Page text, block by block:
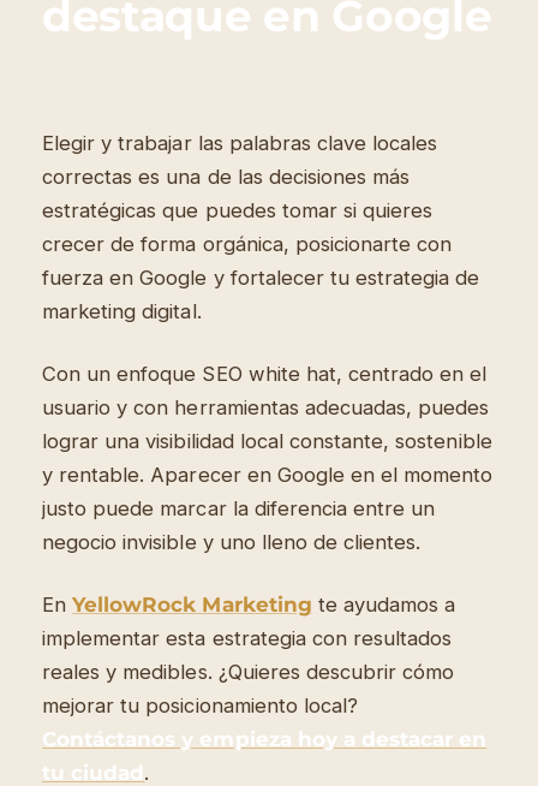
destaque en Google
Elegir y trabajar las palabras clave locales
correctas es una de las decisiones más
estratégicas que puedes tomar si quieres
crecer de forma orgánica, posicionarte con
fuerza en Google y fortalecer tu estrategia de
marketing digital.
Con un enfoque SEO white hat, centrado en el
usuario y con herramientas adecuadas, puedes
lograr una visibilidad local constante, sostenible
y rentable. Aparecer en Google en el momento
justo puede marcar la diferencia entre un
negocio invisible y uno lleno de clientes.
EnYellowRock Marketing te ayudamos a
implementar esta estrategia con resultados
reales y medibles. ¿Quieres descubrir cómo
mejorar tu posicionamiento local?
Contáctanos y empieza hoy a destacar en
tu ciudad .